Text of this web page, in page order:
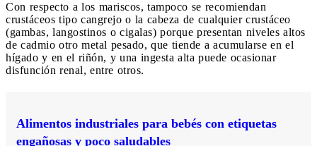
Con respecto a los mariscos, tampoco se recomiendan
crustáceos tipo cangrejo o la cabeza de cualquier crustáceo
(gambas, langostinos o cigalas) porque presentan niveles altos
de cadmio otro metal pesado, que tiende a acumularse en el
hígado y en el riñón, y una ingesta alta puede ocasionar
disfunción renal, entre otros.
Alimentos industriales para bebés con etiquetas
engañosas y poco saludables